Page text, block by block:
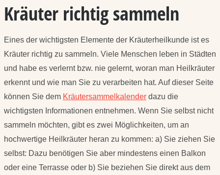
Kräuter richtig sammeln
Eines der wichtigsten Elemente der Kräuterheilkunde ist es
Kräuter richtig zu sammeln. Viele Menschen leben in Städten
und habe es verlernt bzw. nie gelernt, woran man Heilkräuter
erkennt und wie man Sie zu verarbeiten hat. Auf dieser Seite
können Sie dem Kräutersammelkalender dazu die
wichtigsten Informationen entnehmen. Wenn Sie selbst nicht
sammeln möchten, gibt es zwei Möglichkeiten, um an
hochwertige Heilkräuter heran zu kommen: a) Sie ziehen Sie
selbst: Dazu benötigen Sie aber mindestens einen Balkon
oder eine Terrasse oder b) Sie beziehen Sie direkt aus dem